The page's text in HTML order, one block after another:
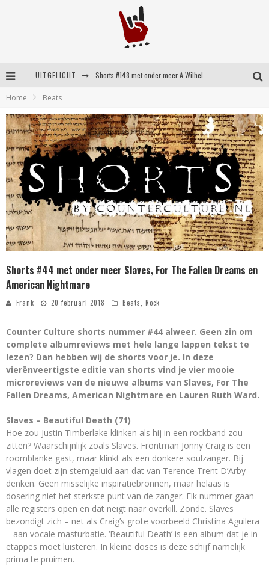
UITGELICHT
Britse emorockers van Basement maken tweede comeback met het indrukwekkende ‘Wired’
Shorts #149 met onder meer No Cure, Eva Under Fire, The Hu en Sleeping With Sirens
Home Beats
Shorts #44 met onder meer Slaves, For The Fallen Dreams en
American Nightmare
Frank 20 februari 2018 Beats, Rock
Counter Culture shorts nummer #44 alweer. Geen zin om
complete albumreviews met hele lange lappen tekst te
lezen? Dan hebben wij de shorts voor je. In deze
vierënveertigste editie van shorts vind je vier mooie
microreviews van de nieuwe albums van Slaves, For The
Fallen Dreams, American Nightmare en Lauren Ruth Ward.
Slaves – Beautiful Death (71)
Hoe zou Justin Timberlake klinken als hij in een rockband zou
zitten? Waarschijnlijk zoals Slaves. Frontman Jonny Craig is een
roomblanke gast, maar klinkt als een donkere soulzanger. Bij
vlagen doet zijn stemgeluid aan dat van Terence Trent D’Arby
denken. Geen misselijke inspiratiebronnen, maar helaas is
dosering niet het sterkste punt van de zanger. Elk nummer gaan
alle registers open en dat neigt naar overkill. Zonde. Slaves
bezondigt zich – net als Craig’s grote voorbeeld Christina Aguilera
– aan vocale masturbatie. ‘Beautiful Death’ is een album dat je in
etappes moet luisteren. In kleine doses is deze schijf namelijk
prima te pruimen.